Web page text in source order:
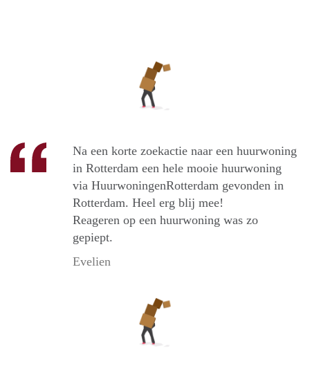
Na een korte zoekactie naar een huurwoning
in Rotterdam een hele mooie huurwoning
via HuurwoningenRotterdam gevonden in
Rotterdam. Heel erg blij mee!
Reageren op een huurwoning was zo
gepiept.
Evelien